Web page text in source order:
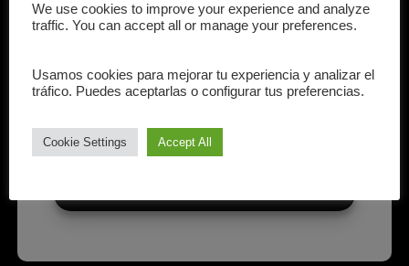
We use cookies to improve your experience and analyze
traffic. You can accept all or manage your preferences.
Usamos cookies para mejorar tu experiencia y analizar el
tráfico. Puedes aceptarlas o configurar tus preferencias.
Cookie Settings Accept All